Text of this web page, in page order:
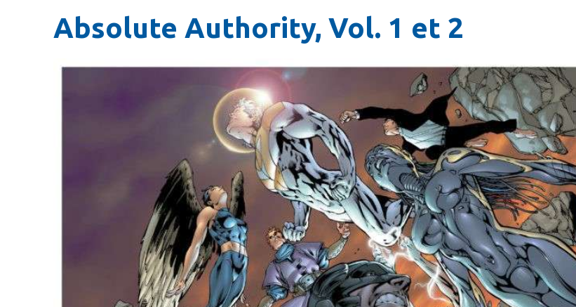
Absolute Authority, Vol. 1 et 2